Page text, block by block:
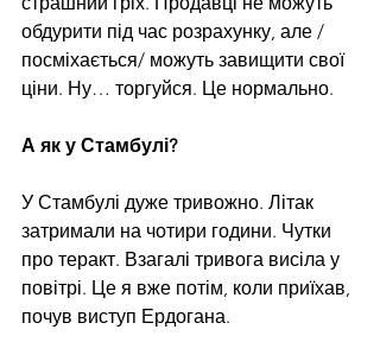
обдурити під час розрахунку, але /
посміхається/ можуть завищити свої
ціни. Ну… торгуйся. Це нормально.
А як у Стамбулі?
У Стамбулі дуже тривожно. Літак
затримали на чотири години. Чутки
про теракт. Взагалі тривога висіла у
повітрі. Це я вже потім, коли приїхав,
почув виступ Ердогана.